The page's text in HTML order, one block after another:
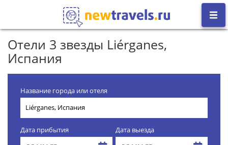
Отели 3 звезды Liérganes,
Испания
Название города или отеля
Дата прибытия Дата выезда